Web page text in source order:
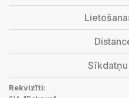
Rekvizīti: